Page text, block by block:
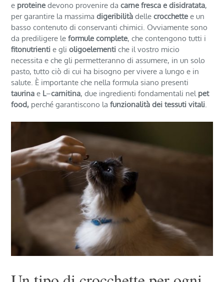
e proteine devono provenire dacarne fresca e disidratata,
per garantire la massimadigeribilità dellecrocchette e un
basso contenuto di conservanti chimici. Ovviamente sono
da prediligere leformule complete, che contengono tutti i
fitonutrienti e glioligoelementi che il vostro micio
necessita e che gli permetteranno di assumere, in un solo
pasto, tutto ciò di cui ha bisogno per vivere a lungo e in
salute. È importante che nella formula siano presenti
taurina e L–carnitina, due ingredienti fondamentali nel pet
food, perché garantiscono lafunzionalità dei tessuti vitali.